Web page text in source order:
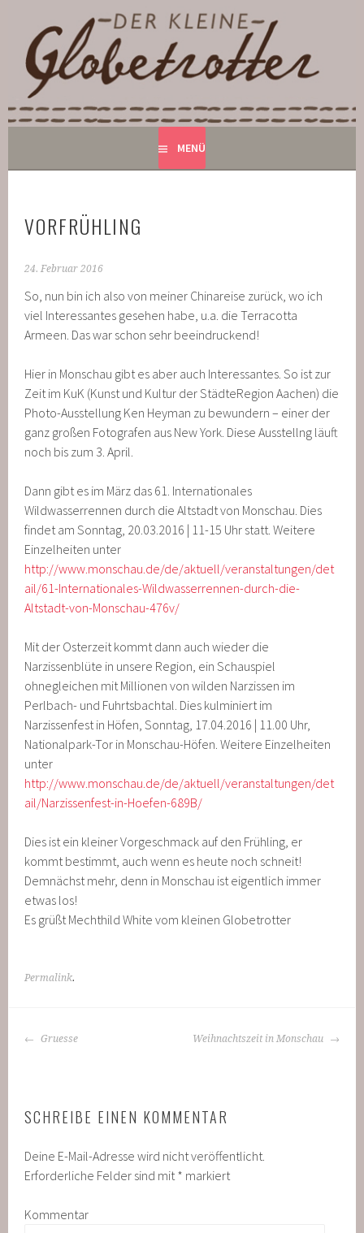
Inhalt
DER KLEINE GLOBETROTTER
BED AND BREAKFAST IN MONSCHAU
MENÜ
VORFRÜHLING
24. Februar 2016
So, nun bin ich also von meiner Chinareise zurück, wo ich
viel Interessantes gesehen habe, u.a. die Terracotta
Armeen. Das war schon sehr beeindruckend!
Hier in Monschau gibt es aber auch Interessantes. So ist zur
Zeit im KuK (Kunst und Kultur der StädteRegion Aachen) die
Photo-Ausstellung Ken Heyman zu bewundern – einer der
ganz großen Fotografen aus New York. Diese Ausstellng läuft
noch bis zum 3. April.
Dann gibt es im März das 61. Internationales
Wildwasserrennen durch die Altstadt von Monschau. Dies
findet am Sonntag, 20.03.2016 | 11-15 Uhr statt. Weitere
Einzelheiten unter
http://www.monschau.de/de/aktuell/veranstaltungen/det
ail/61-Internationales-Wildwasserrennen-durch-die-
Altstadt-von-Monschau-476v/
Mit der Osterzeit kommt dann auch wieder die
Narzissenblüte in unsere Region, ein Schauspiel
ohnegleichen mit Millionen von wilden Narzissen im
Perlbach- und Fuhrtsbachtal. Dies kulminiert im
Narzissenfest in Höfen, Sonntag, 17.04.2016 | 11.00 Uhr,
Nationalpark-Tor in Monschau-Höfen. Weitere Einzelheiten
unter
http://www.monschau.de/de/aktuell/veranstaltungen/det
ail/Narzissenfest-in-Hoefen-689B/
Dies ist ein kleiner Vorgeschmack auf den Frühling, er
kommt bestimmt, auch wenn es heute noch schneit!
Demnächst mehr, denn in Monschau ist eigentlich immer
etwas los!
Es grüßt Mechthild White vom kleinen Globetrotter
Permalink.
BEITRAGS-
Gruesse Weihnachtszeit in Monschau
SCHREIBE EINEN KOMMENTAR
Deine E-Mail-Adresse wird nicht veröffentlicht.
Erforderliche Felder sind mit * markiert
Kommentar